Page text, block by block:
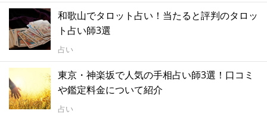
和歌山でタロット占い！当たると評判のタロッ
ト占い師3選
占い
東京・神楽坂で人気の手相占い師3選！口コミ
や鑑定料金について紹介
占い